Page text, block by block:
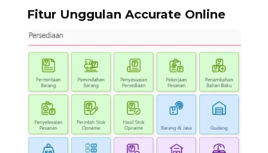
Fitur Unggulan Accurate Online